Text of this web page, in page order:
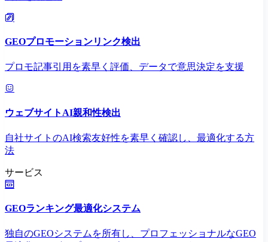
GEOプロモーションリンク検出
プロモ記事引用を素早く評価、データで意思決定を支援
ウェブサイトAI親和性検出
自社サイトのAI検索友好性を素早く確認し、最適化する方
法
サービス
GEOランキング最適化システム
独自のGEOシステムを所有し、プロフェッショナルなGEO